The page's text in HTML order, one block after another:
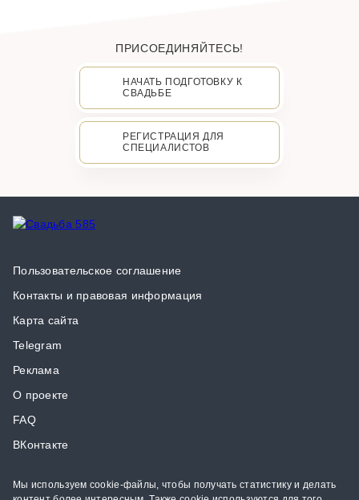
ПРИСОЕДИНЯЙТЕСЬ!
НАЧАТЬ ПОДГОТОВКУ К
СВАДЬБЕ
РЕГИСТРАЦИЯ ДЛЯ
СПЕЦИАЛИСТОВ
Пользовательское соглашение
Контакты и правовая информация
Карта сайта
Telegram
Реклама
О проекте
FAQ
ВКонтакте
Мы используем cookie-файлы, чтобы получать статистику и делать